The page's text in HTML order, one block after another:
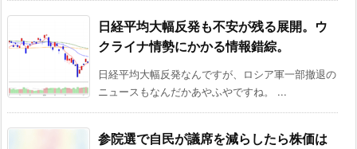
日経平均大幅反発も不安が残る展開。ウ
クライナ情勢にかかる情報錯綜。
日経平均大幅反発なんですが、ロシア軍一部撤退の
ニュースもなんだかあやふやですね。 ...
参院選で自民が議席を減らしたら株価は